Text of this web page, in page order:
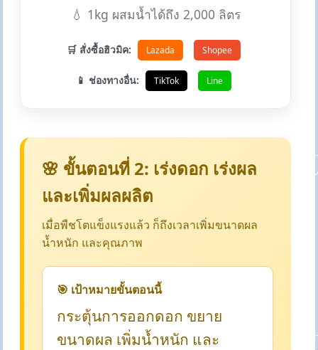
💧 1kg ผสมน้ำได้ถึง 2,000 ลิตร
🛒 สั่งซื้อฮิวมิค: Lazada Shopee
📱 ช่องทางอื่น: TikTok Line
🌸 ขั้นตอนที่ 2: เร่งดอก เร่งผล
และเพิ่มผลผลิต
เมื่อพืชโตแข็งแรงแล้ว ก็ถึงเวลาเพิ่มขนาดผล
น้ำหนัก และคุณภาพ
🎯 เป้าหมายขั้นตอนนี้
กระตุ้นการออกดอก ขยาย
ขนาดผล เพิ่มน้ำหนัก และ